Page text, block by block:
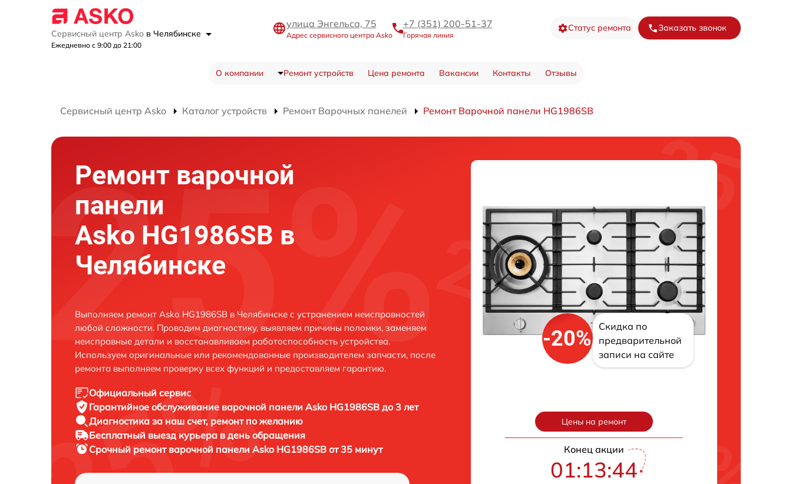
Сервисный центр Asko в Челябинске
Ежедневно с 9:00 до 21:00
улица Энгельса, 75
Адрес сервисного центра Asko
+7 (351) 200-51-37
Горячая линия
Статус ремонта Заказать звонок
О компании Ремонт устройств Цена ремонта Вакансии Контакты Отзывы
Сервисный центр Asko Каталог устройств Ремонт Варочных панелей Ремонт Варочной панели HG1986SB
Ремонт варочной
панели
Asko HG1986SB в
Челябинске
Выполняем ремонт Asko HG1986SB в Челябинске с устранением неисправностей
любой сложности. Проводим диагностику, выявляем причины поломки, заменяем
неисправные детали и восстанавливаем работоспособность устройства.
Используем оригинальные или рекомендованные производителем запчасти, после
ремонта выполняем проверку всех функций и предоставляем гарантию.
Официальный сервис
Гарантийное обслуживание варочной панели Asko HG1986SB до 3 лет
Диагностика за наш счет, ремонт по желанию
Бесплатный выезд курьера в день обращения
Срочный ремонт варочной панели Asko HG1986SB от 35 минут
-20%
Скидка по
предварительной
записи на сайте
Цены на ремонт
Конец акции
01:13:43